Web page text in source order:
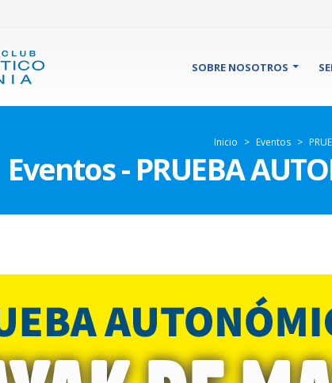
SOBRE NOSOTROS
Inicio > Eventos >
Eventos - PRUEBA